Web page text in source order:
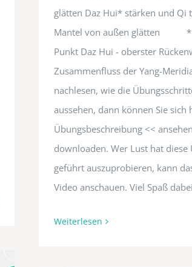
glätten Daz Hui* stärken und Qi
Mantel von außen glätten *
Punkt Daz Hui - oberster
Zusammenfluss der Yang-
nachlesen, wie die
aussehen, dann können Sie sich
Übungsbeschreibung <<
downloaden. Wer Lust hat diese
geführt auszuprobieren, kann
Video anschauen. Viel Spaß
Weiterlesen